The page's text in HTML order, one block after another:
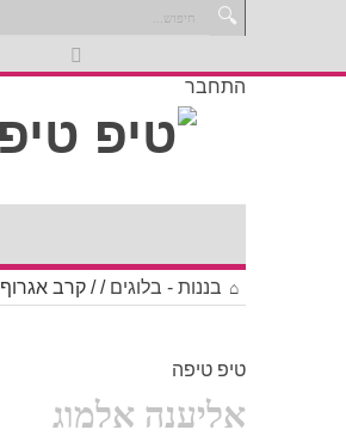
התחבר
בננות - בלוגים /
/ קרב אגרוף
טיפ טיפה
אליענה אלמוג